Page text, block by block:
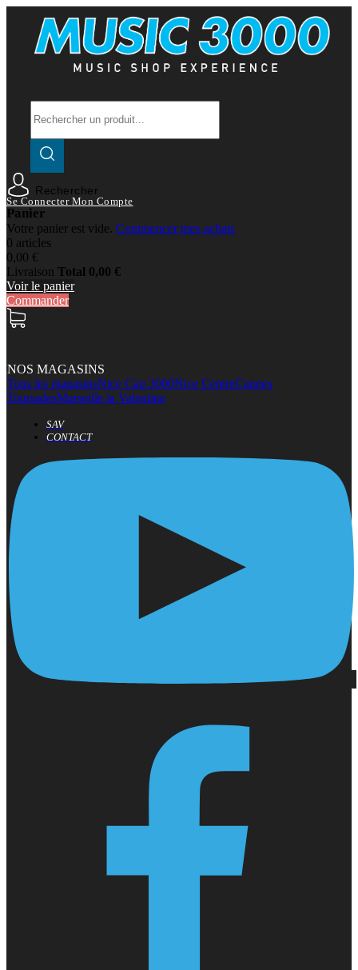
Rechercher
Se Connecter Mon Compte
Panier
Votre panier est vide. Commencer mes achats
0 articles
0,00 €
Livraison Total 0,00 €
Voir le panier
Commander
NOS MAGASINS
Tous les magasinsNice Cap 3000Nice CentreCannes
TourradesMarseille la Valentine
SAV
CONTACT